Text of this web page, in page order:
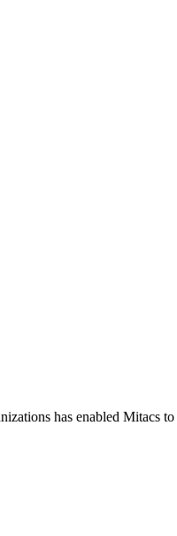
has enabled Mitacs